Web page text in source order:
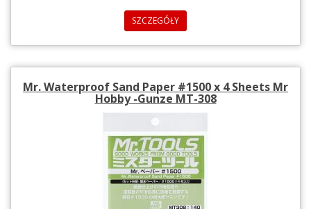
SZCZEGÓŁY
Mr. Waterproof Sand Paper #1500 x 4 Sheets Mr
Hobby -Gunze MT-308